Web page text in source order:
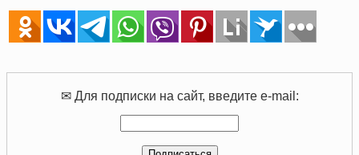
✉ Для подписки на сайт, введите e-mail: